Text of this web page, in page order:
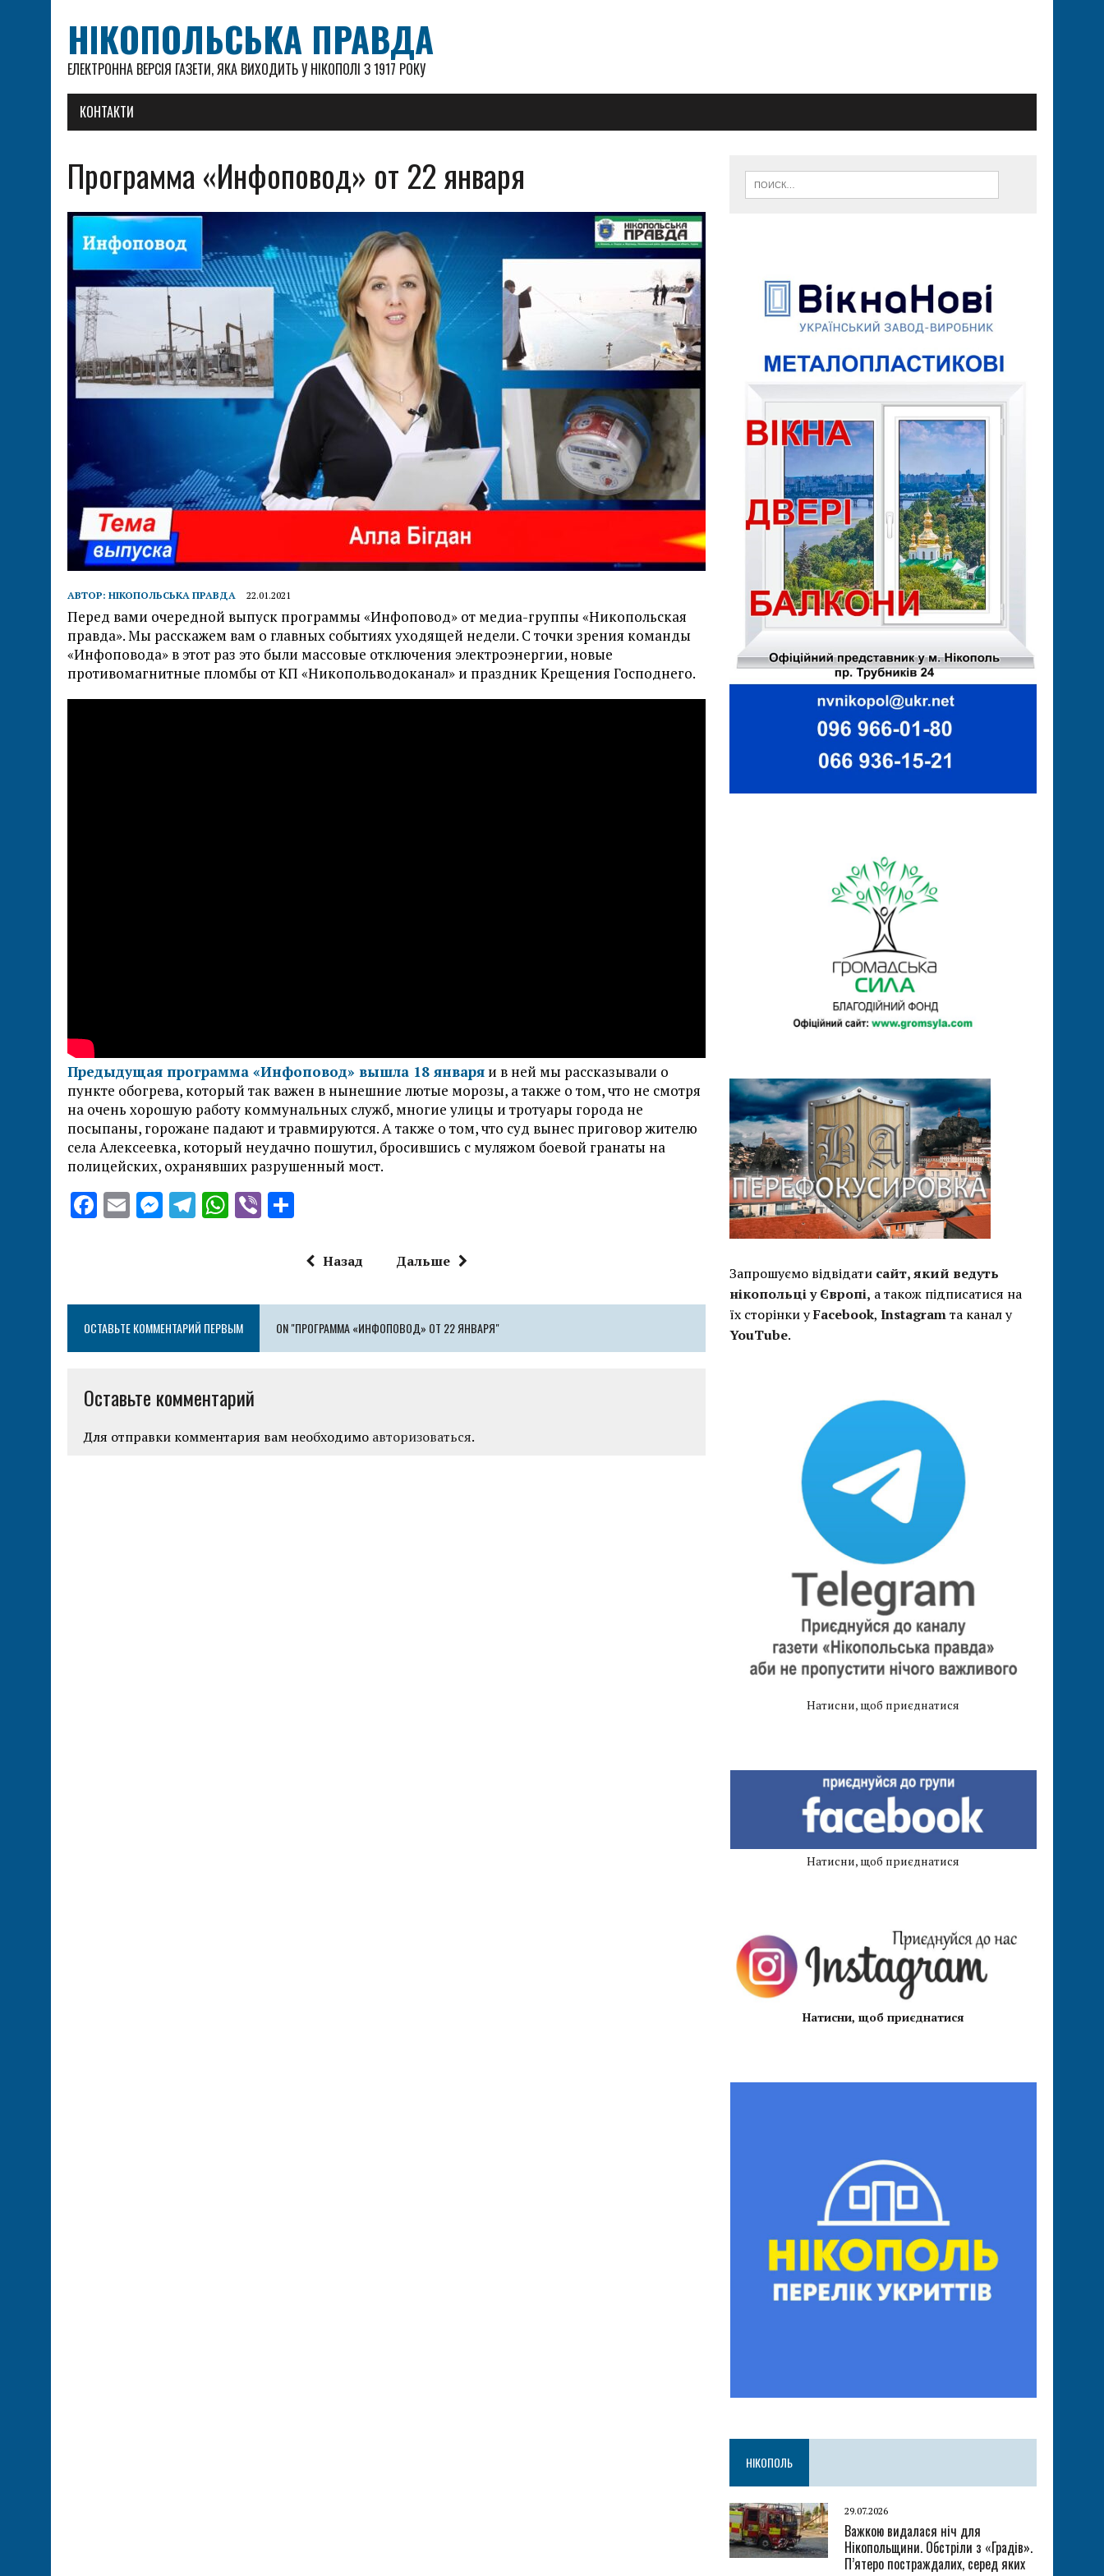
НІКОПОЛЬСЬКА ПРАВДА
ЕЛЕКТРОННА ВЕРСІЯ ГАЗЕТИ, ЯКА ВИХОДИТЬ У НІКОПОЛІ З 1917 РОКУ
КОНТАКТИ
Программа «Инфоповод» от 22 января
АВТОР: НІКОПОЛЬСЬКА ПРАВДА 22.01.2021
Перед вами очередной выпуск программы «Инфоповод» от медиа-группы «Никопольская
правда». Мы расскажем вам о главных событиях уходящей недели. С точки зрения команды
«Инфоповода» в этот раз это были массовые отключения электроэнергии, новые
противомагнитные пломбы от КП «Никопольводоканал» и праздник Крещения Господнего.
Предыдущая программа «Инфоповод» вышла 18 января и в ней мы рассказывали о
пункте обогрева, который так важен в нынешние лютые морозы, а также о том, что не смотря
на очень хорошую работу коммунальных служб, многие улицы и тротуары города не
посыпаны, горожане падают и травмируются. А также о том, что суд вынес приговор жителю
села Алексеевка, который неудачно пошутил, бросившись с муляжом боевой гранаты на
полицейских, охранявших разрушенный мост.
F
o
o
k
E M
g
er
T
r
a
m
W
A
p
p
V
п
а
в
и
Назад Дальше
ОСТАВЬТЕ КОММЕНТАРИЙ ПЕРВЫМ ON "ПРОГРАММА «ИНФОПОВОД» ОТ 22 ЯНВАРЯ"
Оставьте комментарий
Для отправки комментария вам необходимо авторизоваться.
Запрошуємо відвідати сайт, який ведуть
нікопольці у Європі, а також підписатися на
їх сторінки уFacebook,Instagramта канал у
YouTube.
Натисни, щоб приєднатися
Натисни, щоб приєднатися
Натисни, щоб приєднатися
НІКОПОЛЬ
29.07.2026
Важкою видалася ніч для
Нікопольщини. Обстріли з «Градів».
П’ятеро постраждалих, серед яких